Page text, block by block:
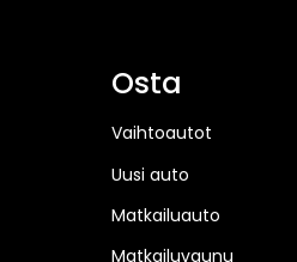
Osta
Vaihtoautot
Uusi auto
Matkailuauto
Matkailuvaunu